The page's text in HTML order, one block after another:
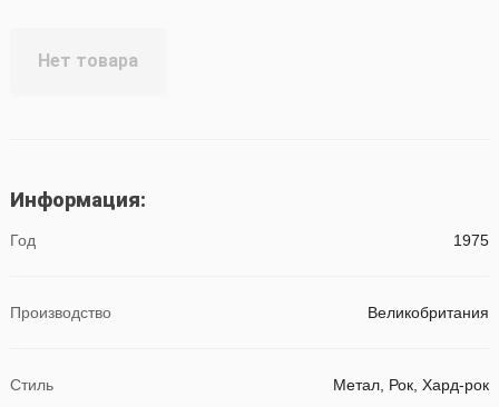
Нет товара
Информация:
Год 1975
Производство Великобритания
Стиль Метал, Рок, Хард-рок